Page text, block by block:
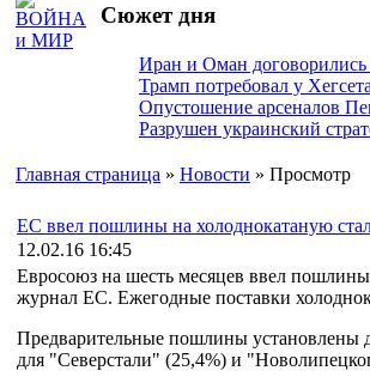
Сюжет дня
Иран и Оман договорились
Трамп потребовал у
Опустошение арсеналов
Разрушен украинский
Главная страница » Новости » Просмотр
ЕС ввел пошлины на холоднокатаную
12.02.16 16:45
Евросоюз на шесть месяцев ввел
журнал ЕС. Ежегодные поставки
Предварительные пошлины установлены
для "Северстали" (25,4%) и